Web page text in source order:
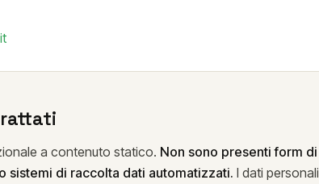
a contenuto statico. Non sono presenti form di
sistemi di raccolta dati automatizzati. I dati personali